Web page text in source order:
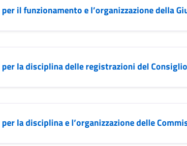
il funzionamento e l’organizzazione della
la disciplina delle registrazioni del
la disciplina e l’organizzazione delle